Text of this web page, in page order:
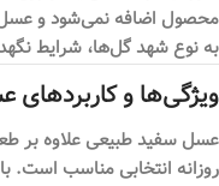
محصول اضافه نمی‌شود و عسل
به نوع شهد گل‌ها، شرایط
ویژگی‌ها و
عسل سفید طبیعی علاوه بر
روزانه انتخابی مناسب است.